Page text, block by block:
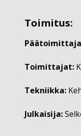
Toimitus:
Toimittajat:
Tekniikka:
Julkaisija: